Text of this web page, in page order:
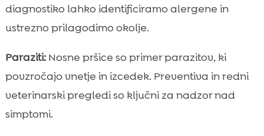
diagnostiko lahko identificiramo alergene in
ustrezno prilagodimo okolje.
Paraziti:Nosne pršice so primer parazitov, ki
povzročajo vnetje in izcedek. Preventiva in redni
veterinarski pregledi so ključni za nadzor nad
simptomi.